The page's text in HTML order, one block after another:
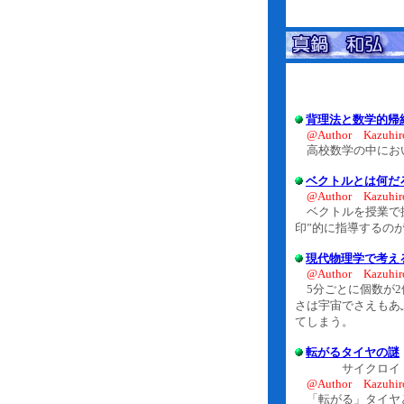
背理法と数学的帰
@Author
高校数学の中にお
ベクトルとは何だ
@Author
ベクトルを授業で
印”的に指導するの
現代物理学で考え
@Author
5分ごとに個数が2
さは宇宙でさえも
てしまう。
転がるタイヤの謎
サイクロイド
@Author
「転がる」タイヤ